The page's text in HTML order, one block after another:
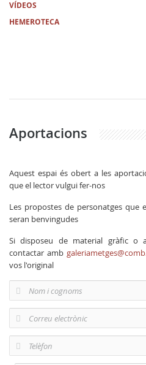
VÍDEOS
HEMEROTECA
Aportacions
Aquest espai és obert a les
que el lector vulgui fer-nos
Les propostes de personatges que
seran benvingudes
Si disposeu de material gràfic o
contactar amb
vos l'original